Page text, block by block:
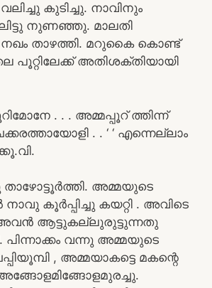
കുടിച്ചു. നാവിനും
നുണഞ്ഞു. മാലതി
താഴത്തി. മറുകൈ കൊണ്ട്
പൂറ്റിലേക്ക് അതിശക്തിയായി
. . . അമ്മപ്പൂറ് ത്തിന്ന്
. . ‘ ‘ എന്നെല്ലാം
അമ്മയുടെ
കൂർപ്പിച്ചു കയറ്റി . അവിടെ
ആട്ടുകല്ലുരുട്ടുന്നതു
പിന്നാക്കം വന്നു അമ്മയുടെ
, അമ്മയാകട്ടെ മകന്റെ
അങ്ങോളമിങ്ങോളമുരച്ചു.